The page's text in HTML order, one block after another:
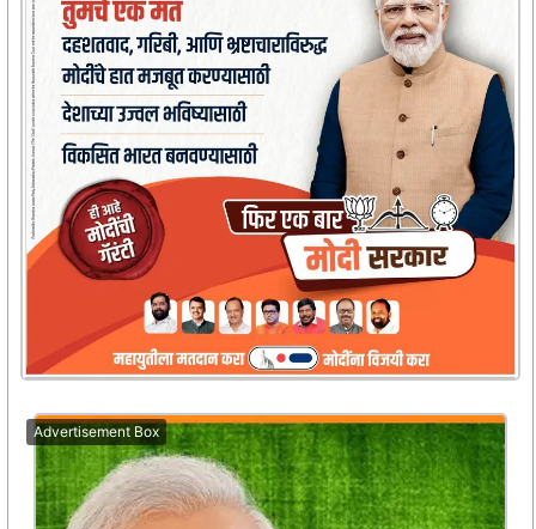
Advertisement Box